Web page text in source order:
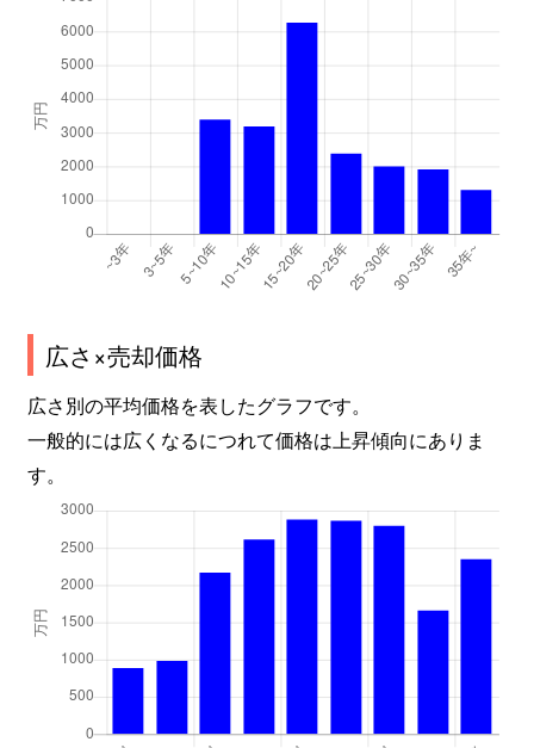
広さ×売却価格
広さ別の平均価格を表したグラフです。
一般的には広くなるにつれて価格は上昇傾向にありま
す。